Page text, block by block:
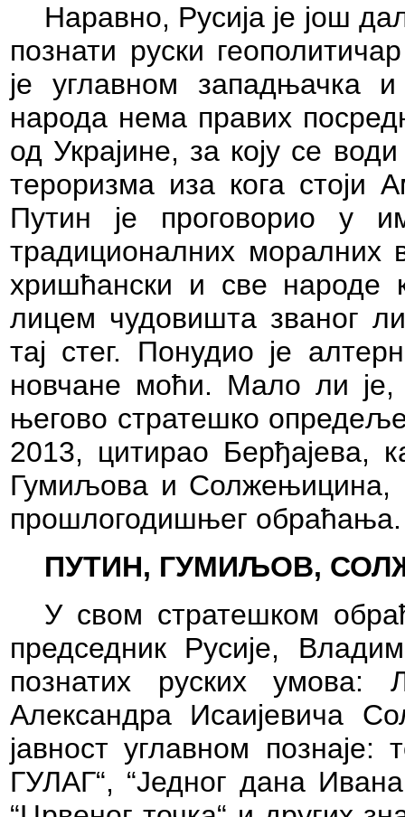
Наравно, Русија је још
познати руски
је углавном западњачка
народа нема правих
од Украјине, за коју се
тероризма иза кога стоји
Путин је проговорио у
традиционалних моралних
хришћански и све народе
лицем чудовишта званог
тај стег. Понудио је
новчане моћи. Мало ли
његово стратешко
2013, цитирао Берђајева,
Гумиљова и Солжењицина,
прошлогодишњег обраћања.
ПУТИН, ГУМИЉОВ,
У свом стратешком
председник Русије,
познатих руских умова:
Александра Исаијевича
јавност углавном познаје:
ГУЛАГ“, “Једног дана